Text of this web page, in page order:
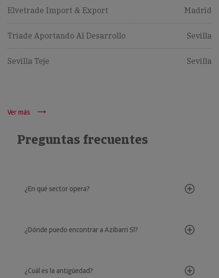
Elvetrade Import & Export Madrid
Triade Aportando Al Desarrollo Sevilla
Sevilla Teje Sevilla
Ver más
Preguntas frecuentes
¿En qué sector opera?
¿Dónde puedo encontrar a Azibarri Sl?
¿Cuál es la antigüedad?